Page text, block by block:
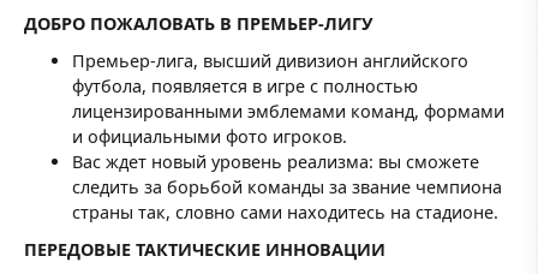
ДОБРО ПОЖАЛОВАТЬ В ПРЕМЬЕР-ЛИГУ
Премьер-лига, высший дивизион английского
футбола, появляется в игре с полностью
лицензированными эмблемами команд, формами
и официальными фото игроков.
Вас ждет новый уровень реализма: вы сможете
следить за борьбой команды за звание чемпиона
страны так, словно сами находитесь на стадионе.
ПЕРЕДОВЫЕ ТАКТИЧЕСКИЕ ИННОВАЦИИ